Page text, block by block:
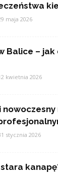
maja 2026
Balice –
kwietnia 2026
stycznia 2026